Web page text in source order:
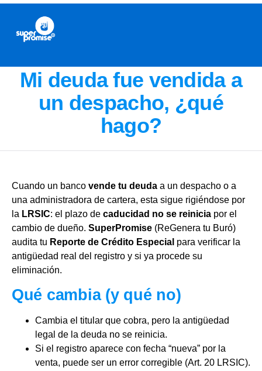
Mi deuda fue vendida a
un despacho, ¿qué
hago?
Cuando un banco vende tu deuda a un despacho o a
una administradora de cartera, esta sigue rigiéndose por
la LRSIC: el plazo de caducidad no se reinicia por el
cambio de dueño. SuperPromise (ReGenera tu Buró)
audita tu Reporte de Crédito Especial para verificar la
antigüedad real del registro y si ya procede su
eliminación.
Qué cambia (y qué no)
Cambia el titular que cobra, pero la antigüedad
legal de la deuda no se reinicia.
Si el registro aparece con fecha “nueva” por la
venta, puede ser un error corregible (Art. 20 LRSIC).